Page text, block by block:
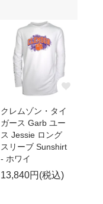
クレムゾン・タイ
ガース Garb ユー
ス Jessie ロング
スリーブ Sunshirt
- ホワイ
13,840円(税込)